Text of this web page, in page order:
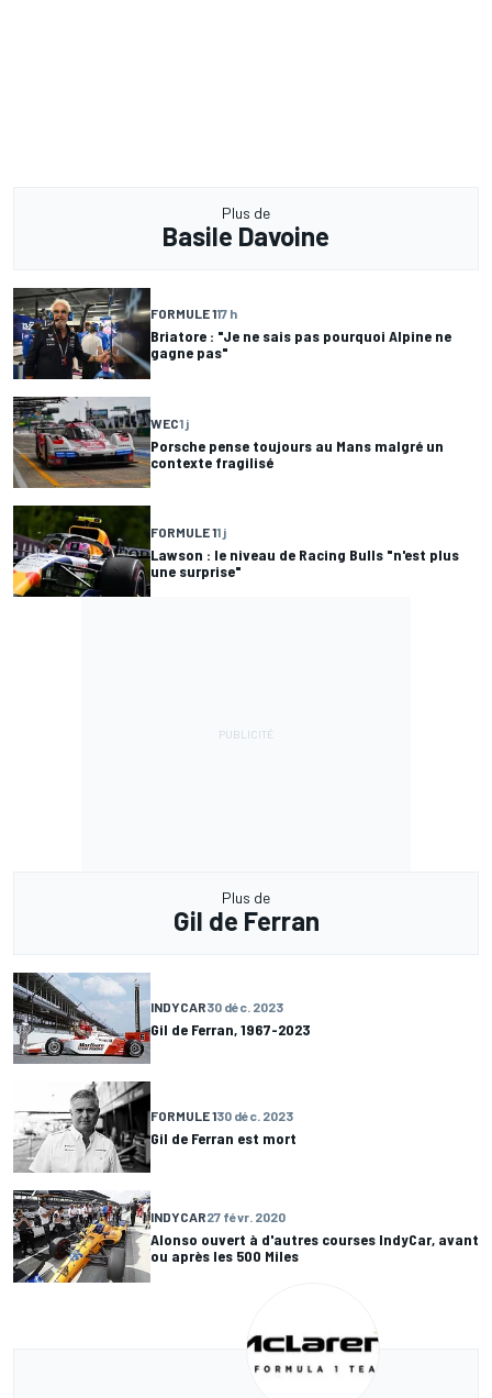
Plus de
Basile Davoine
FORMULE 117 h
Briatore : "Je ne sais pas pourquoi Alpine ne
gagne pas"
WEC1 j
Porsche pense toujours au Mans malgré un
contexte fragilisé
FORMULE 11 j
Lawson : le niveau de Racing Bulls "n'est plus
une surprise"
Plus de
Gil de Ferran
INDYCAR30 déc. 2023
Gil de Ferran, 1967-2023
FORMULE 130 déc. 2023
Gil de Ferran est mort
INDYCAR27 févr. 2020
Alonso ouvert à d'autres courses IndyCar, avant
ou après les 500 Miles